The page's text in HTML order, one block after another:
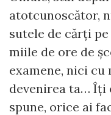
atotcunoscător,
sutele de cărți
miile de ore de
examene, nici
devenirea ta… Îți
spune, orice ai